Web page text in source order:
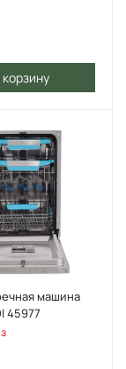
корзину
машина
45977